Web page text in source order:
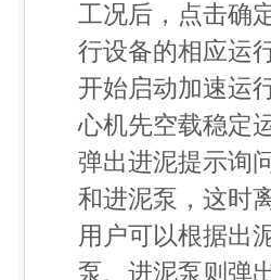
工况后，点击确
行设备的相应运
开始启动加速运
心机先空载稳定
弹出进泥提示询
和进泥泵，这时
用户可以根据出
泵、进泥泵则弹